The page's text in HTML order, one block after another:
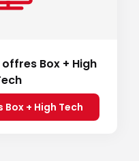
Box + High
+ High Tech